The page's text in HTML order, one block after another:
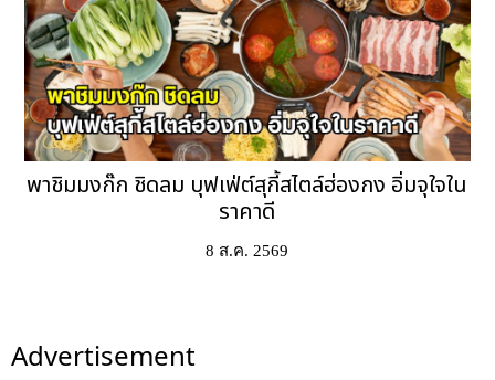
พาชิมมงก๊ก ชิดลม บุฟเฟ่ต์สุกี้สไตล์ฮ่องกง อิ่มจุใจใน
ราคาดี
8 ส.ค. 2569
Advertisement